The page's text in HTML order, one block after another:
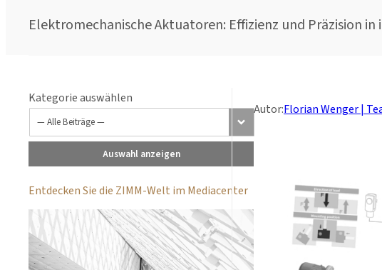
Elektromechanische Aktuatoren: Effizienz und Präzision
Kategorie auswählen
Auswahl anzeigen
Entdecken Sie die ZIMM-Welt im Mediacenter
Autor:Florian Wenger |